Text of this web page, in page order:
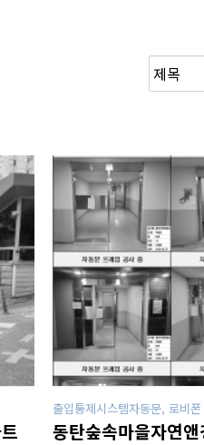
출입통제시스템자동문, 로비폰
동탄숲속마을자연